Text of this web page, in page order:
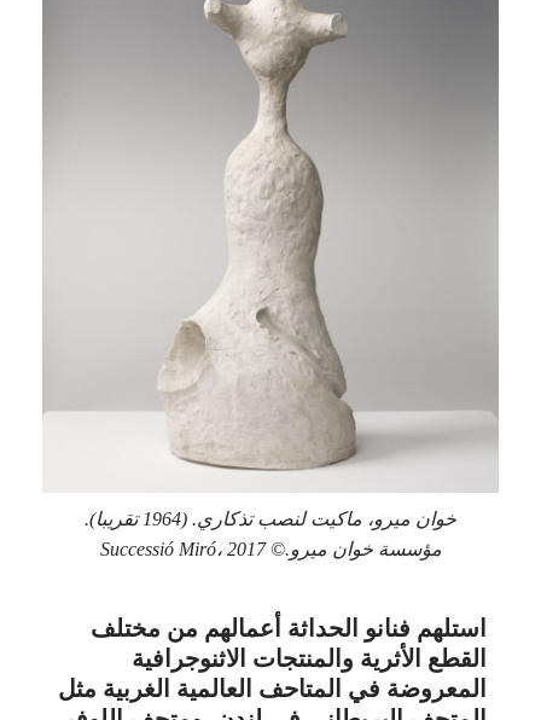
خوان ميرو، ماكيت لنصب تذكاري. (1964 تقريبا).
مؤسسة خوان ميرو.© Successió Miró، 2017
استلهم فنانو الحداثة أعمالهم من مختلف
القطع الأثرية والمنتجات الاثنوجرافية
المعروضة في المتاحف العالمية الغربية مثل